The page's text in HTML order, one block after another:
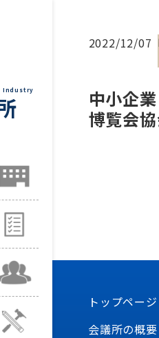
Industry
2022/12/07
中小企
博覧会協
トップページ
会議所の概要